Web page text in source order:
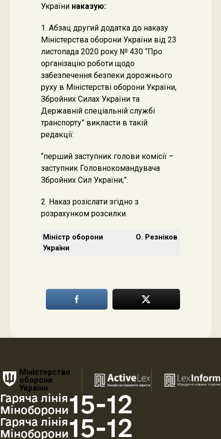
України наказую:
1. Абзац другий додатка до наказу
Міністерства оборони України від 23
листопада 2020 року № 430 “Про
організацію роботи щодо
забезпечення безпеки дорожнього
руху в Міністерстві оборони України,
Збройних Силах України та
Державній спеціальній службі
транспорту” викласти в такій
редакції:
“перший заступник голови комісії –
заступник Головнокомандувача
Збройних Сил України;”.
2. Наказ розіслати згідно з
розрахунком розсилки.
Міністр оборони
України
О. Резніков
Міністерство
оборони
України
Гаряча лінія
Міноборони15-12
Гаряча лінія
Міноборони15-12